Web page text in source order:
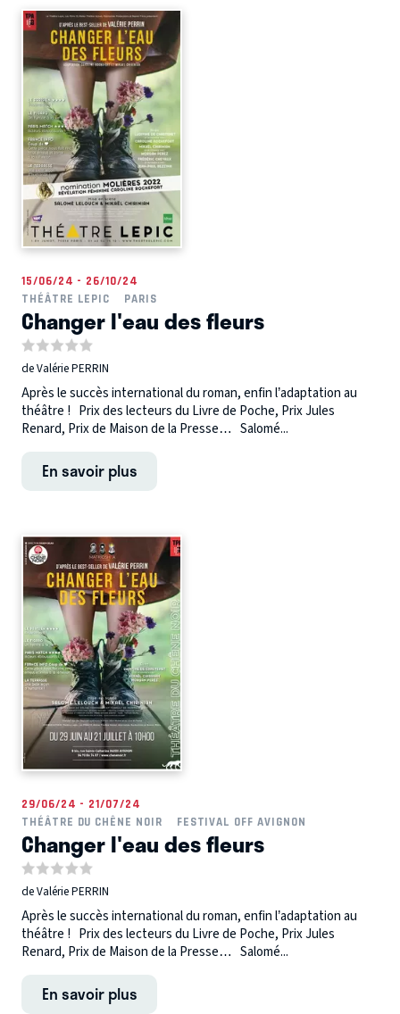
15/06/24 - 26/10/24
THÉÂTRE LEPIC
PARIS
Changer l'eau des fleurs
de Valérie PERRIN
Après le succès international du roman, enfin l’adaptation au
théâtre ! Prix des lecteurs du Livre de Poche, Prix Jules
Renard, Prix de Maison de la Presse… Salomé...
En savoir plus
29/06/24 - 21/07/24
THÉÂTRE DU CHÊNE NOIR
FESTIVAL OFF AVIGNON
Changer l'eau des fleurs
de Valérie PERRIN
Après le succès international du roman, enfin l’adaptation au
théâtre ! Prix des lecteurs du Livre de Poche, Prix Jules
Renard, Prix de Maison de la Presse… Salomé...
En savoir plus